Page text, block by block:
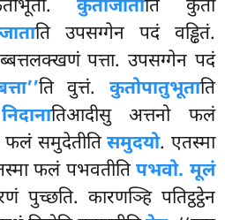
कुतोजाताति कुतो
ति उपसग्गेन पदं वड्ढितं.
पत्ता. उपसग्गेन पदं
ति वुत्तं. कुतोपातुभूताति
तिआदीसु अत्तनो फलं
फलं समुदेतीतिसमुदयो. एतस्मा
फलं पभवतीतिपभवो. मूलं
पुच्छति. कारणञ्हि पतिट्ठट्ठेन